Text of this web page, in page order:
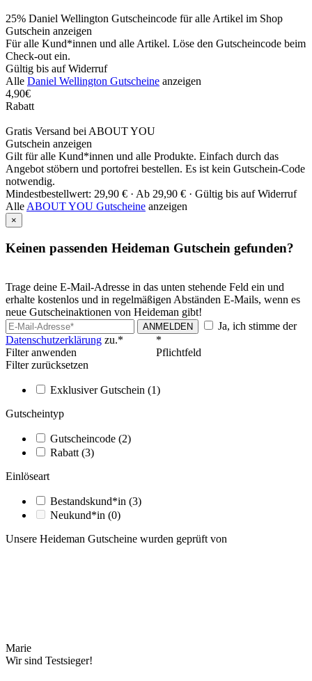
25% Daniel Wellington Gutscheincode für alle Artikel im Shop
Gutschein anzeigen
Für alle Kund*innen und alle Artikel. Löse den Gutscheincode beim
Check-out ein.
Gültig bis auf Widerruf
Alle Daniel Wellington Gutscheine anzeigen
4,90€
Rabatt
Gratis Versand bei ABOUT YOU
Gutschein anzeigen
Gilt für alle Kund*innen und alle Produkte. Einfach durch das
Angebot stöbern und portofrei bestellen. Es ist kein Gutschein-Code
notwendig.
Mindestbestellwert: 29,90 € · Ab 29,90 € · Gültig bis auf Widerruf
Alle ABOUT YOU Gutscheine anzeigen
×
Keinen passenden Heideman Gutschein gefunden?
Trage deine E-Mail-Adresse in das unten stehende Feld ein und
erhalte kostenlos und in regelmäßigen Abständen E-Mails, wenn es
neue Gutscheinaktionen von Heideman gibt!
ANMELDEN
Ja, ich stimme der
Datenschutzerklärung zu.*
*
Pflichtfeld
Filter anwenden
Filter zurücksetzen
Exklusiver Gutschein (1)
Gutscheintyp
Gutscheincode (2)
Rabatt (3)
Einlöseart
Bestandskund*in (3)
Neukund*in (0)
Unsere Heideman Gutscheine wurden geprüft von
Marie
Wir sind Testsieger!